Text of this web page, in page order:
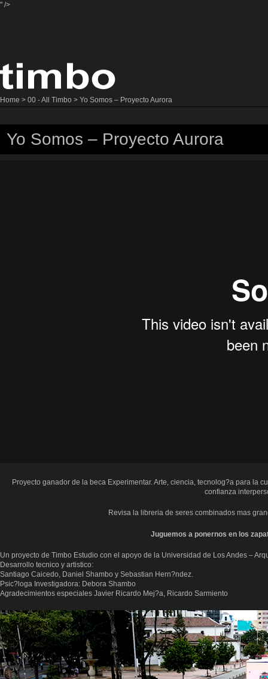
" />
Home > 00 - All Timbo > Yo Somos – Proyecto Aurora
Yo Somos – Proyecto Aurora
Proyecto ganador de la beca Experimentar. Arte, ciencia, tecnolog?a para la
confianza
Revisa la libreria de seres combinados mas
Juguemos a ponernos en los
Un proyecto de Timbo Estudio con el apoyo de la Universidad de Los Andes –
Desarrollo tecnico y artistico:
Santiago Caicedo, Daniel Shambo y Sebastian Hern?ndez.
Psic?loga Investigadora: Debora Shambo
Agradecimientos especiales Javier Ricardo Mej?a, Ricardo Sarmiento